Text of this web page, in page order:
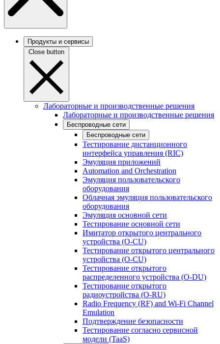
Продукты и сервисы
Close button
Лабораторные и производственные решения
Лабораторные и производственные решения
Беспроводные сети
Беспроводные сети
Тестирование дистанционного
интерфейса управления (RIC)
Эмуляция приложений
Automation and Orchestration
Эмуляция пользовательского
оборудования
Облачная эмуляция пользовательского
оборудования
Эмуляция основной сети
Тестирование основной сети
Имитатор открытого центрального
устройства (O-CU)
Тестирование открытого центрального
устройства (O-CU)
Тестирование открытого
распределенного устройства (O-DU)
Тестирование открытого
радиоустройства (O-RU)
Radio Frequency (RF) and Wi-Fi Channel
Emulation
Подтверждение безопасности
Тестирование согласно сервисной
модели (TaaS)